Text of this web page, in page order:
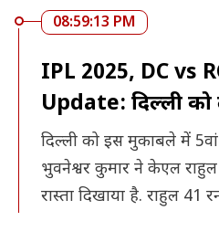
08:59:13 PM
IPL 2025, DC vs
Update: दिल्ली
दिल्ली को इस मुकाबले में
भुवनेश्वर कुमार ने केएल
रास्ता दिखाया है. राहुल